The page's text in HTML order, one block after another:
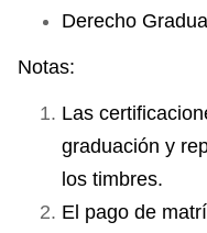
Derecho
Notas:
Las
graduación y
los timbres.
El pago de